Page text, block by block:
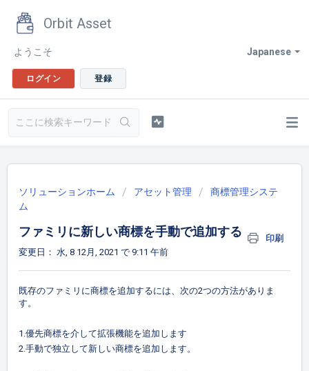
Orbit Asset
Japanese
ようこそ
ログイン 登録
ソリューションホーム アセット管理
商標管理システ
ム
ファミリに新しい商標を手動で追加する
印刷
変更日： 水, 8 12月, 2021 で 9:11 午前
既存のファミリに商標を追加するには、次の2つの方法がありま
す。
1.優先商標を介して拡張機能を追加します
2.手動で独立して新しい商標を追加します。